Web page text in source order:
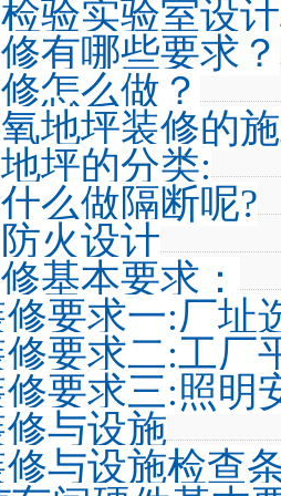
验实验室设
有哪些要求？
怎么做？
地坪装修的
坪的分类:
么做隔断呢?
火设计
基本要求：
要求一:厂址
要求二:工厂
要求三:照明
与设施
与设施检查